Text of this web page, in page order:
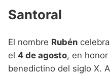
Santoral
El nombre Rubén
el 4 de agosto, en honor
benedictino del siglo X.